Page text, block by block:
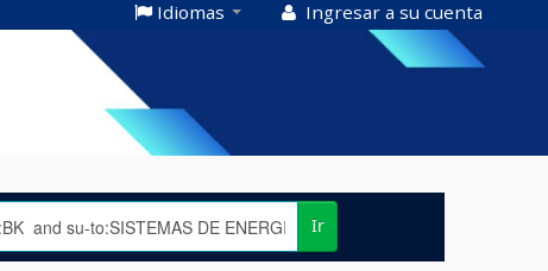
Idiomas Ingresar a su cuenta
Ir